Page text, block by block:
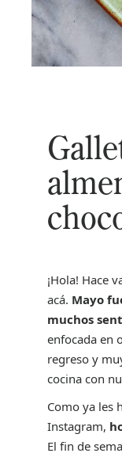
¡Hola! Hace
acá. Mayo
muchos
enfocada en
regreso y
cocina con
Como ya les
Instagram,
El fin de